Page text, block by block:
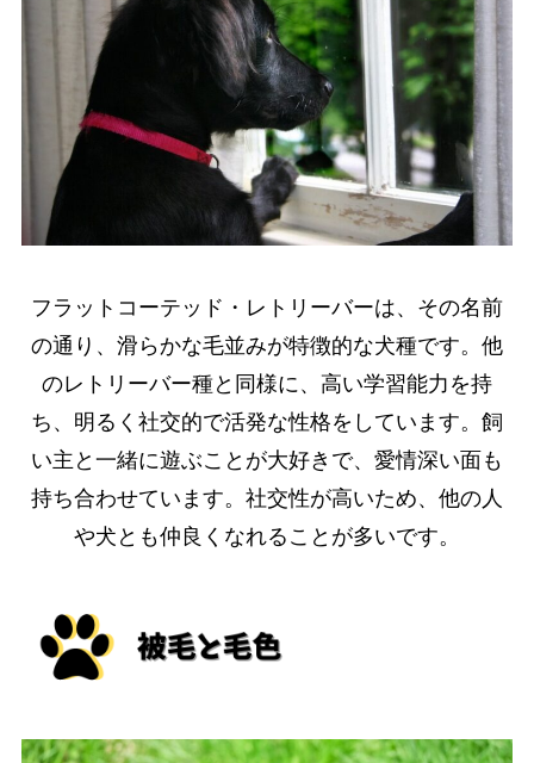
フラットコーテッド・レトリーバーは、その名前
の通り、滑らかな毛並みが特徴的な犬種です。他
のレトリーバー種と同様に、高い学習能力を持
ち、明るく社交的で活発な性格をしています。飼
い主と一緒に遊ぶことが大好きで、愛情深い面も
持ち合わせています。社交性が高いため、他の人
や犬とも仲良くなれることが多いです。